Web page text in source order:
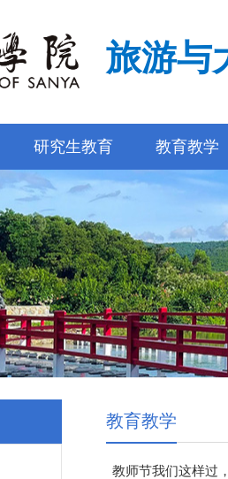
旅游与
研究生教育 教育教学
教育教学
教师节我们这样过